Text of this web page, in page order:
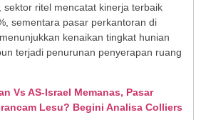
sektor ritel mencatat kinerja terbaik
sementara pasar perkantoran di
kenaikan tingkat hunian
terjadi penurunan penyerapan ruang
Vs AS-Israel Memanas, Pasar
Lesu? Begini Analisa Colliers